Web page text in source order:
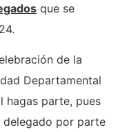
que se
de la
Departamental
hagas parte, pues
delegado por parte